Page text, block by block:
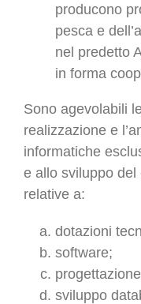
producono
pesca e
nel predetto
in forma
Sono agevolabili
realizzazione e
informatiche
e allo sviluppo
relative a:
dotazioni
software;
sviluppo